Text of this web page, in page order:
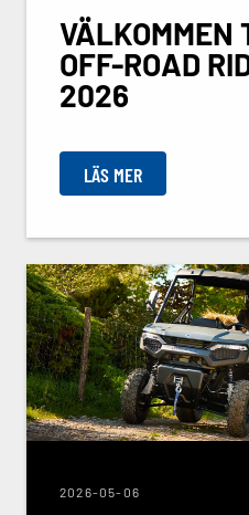
VÄLKOMMEN
OFF-ROAD
2026
LÄS MER
2026-05-06